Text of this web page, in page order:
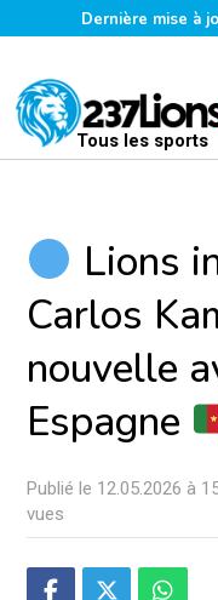
Dernière mise à
Tous les sports
Lions
Carlos
nouvelle
Espagne
Publié le 12.05.2026 à
vues